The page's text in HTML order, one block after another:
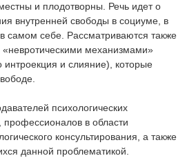
и плодотворны. Речь идет о
внутренней свободы в социуме, в
самом себе. Рассматриваются также
«невротическими механизмами»
и слияние), которые
психологических
профессионалов в области
консультирования, а также
данной проблематикой.